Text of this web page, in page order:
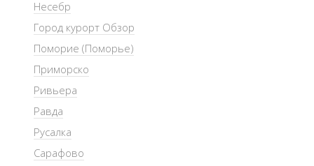
Несебр
Город курорт Обзор
Поморие (Поморье)
Приморско
Ривьера
Равда
Русалка
Сарафово